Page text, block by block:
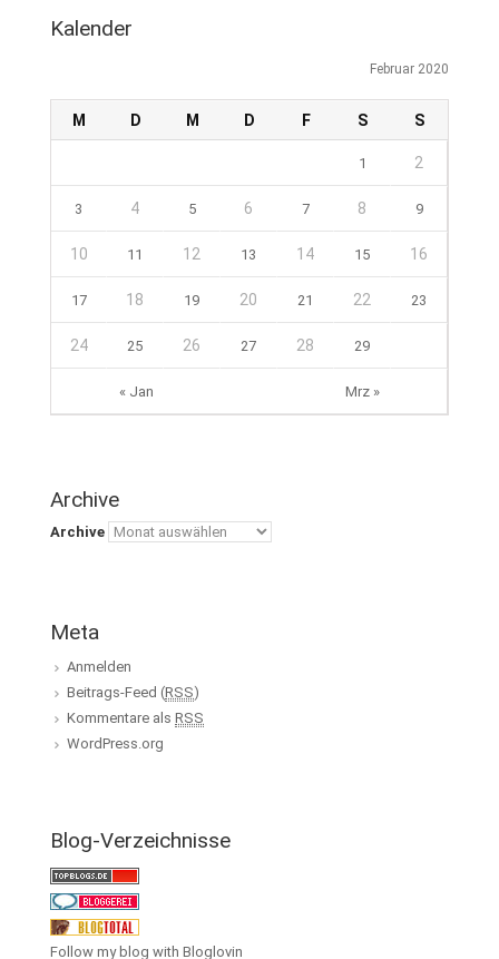
Kalender
Februar 2020
M D M D F S S
« Jan Mrz »
1 2
3 4 5 6 7 8 9
10 11 12 13 14 15 16
17 18 19 20 21 22 23
24 25 26 27 28 29
Archive
Archive
Meta
Anmelden
Beitrags-Feed (RSS)
Kommentare als RSS
WordPress.org
Blog-Verzeichnisse
Follow my blog with Bloglovin